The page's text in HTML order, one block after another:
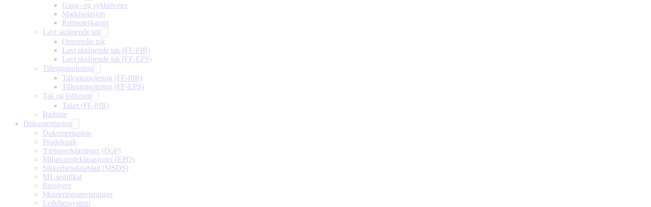
Gang- og sykkelveier
Markisolasjon
Rørisolerkasser
Lavt skrånende tak
Omvendte tak
Lavt skrånende tak (FF-PIR)
Lavt skrånende tak (FF-EPS)
Tilleggsisolering
Tilleggsisolering (FF-PIR)
Tilleggsisolering (FF-EPS)
Tak og loftsrom
Taket (FF-PIR)
Badstue
Dokumentasjon
Dokumentasjon
Produktark
Ytelseserklæringer (DoP)
Miljøvaredeklarasjoner (EPD)
Sikkerhetsdatablad (MSDS)
M1-sertifikat
Brosjyrer
Monteringsanvisninger
Ledelsessystem